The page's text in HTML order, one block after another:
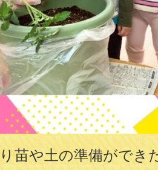
苗や土の準備ができ